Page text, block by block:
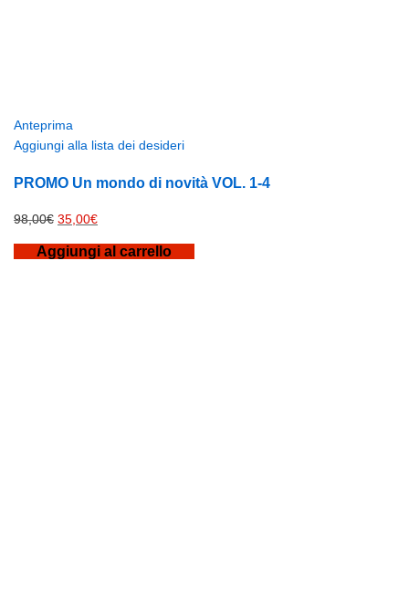
Anteprima
Aggiungi alla lista dei desideri
PROMO Un mondo di novità VOL. 1-4
98,00€ Il
originale
35,00€Il
attuale
Aggiungi al carrello